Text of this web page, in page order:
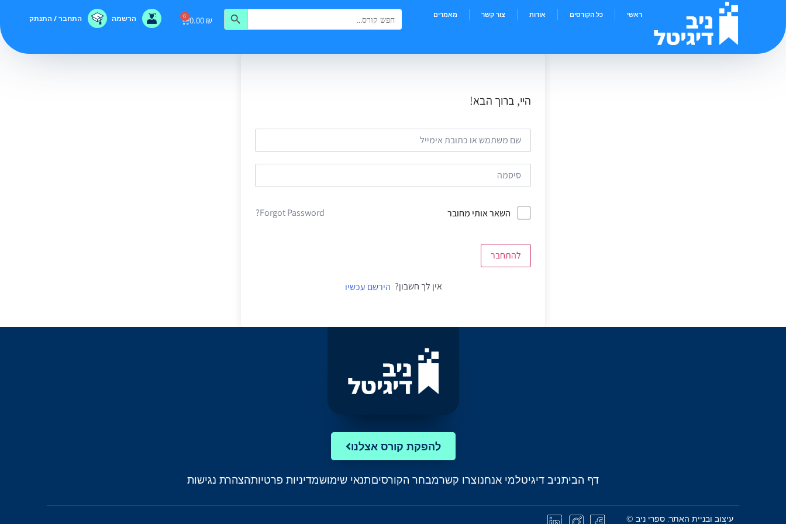
ראשי כל הקורסים אודות צור קשר מאמרים Search
for:
Search Button
0.00 ₪
0 הרשמה התחבר / התנתק
היי, ברוך הבא!
השאר אותי מחובר Forgot Password?
להתחבר
אין לך חשבון? הירשם עכשיו
להפקת קורס אצלנו
דף הביתניב דיגיטלמי אנחנוצרו קשרמבחר הקורסיםתנאי שימושמדיניות פרטיותהצהרת נגישות
עיצוב ובניית האתר: ספרי ניב ©